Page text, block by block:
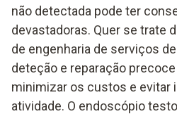
não detectada pode ter
devastadoras. Quer se trate
de engenharia de serviços
deteção e reparação
minimizar os custos e evitar
atividade. O endoscópio